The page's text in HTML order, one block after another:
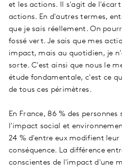
et les actions. Il s'agit de
actions. En d'autres termes,
que je sais réellement. On
fossé vert. Je sais que mes
impact, mais au quotidien, je
sorte. C'est ainsi que nous le
étude fondamentale, c'est ce
de tous ces périmètres.
En France, 86 % des
l'impact social et
24 % d'entre eux modifient
conséquence. La différence
conscientes de l'impact d'une